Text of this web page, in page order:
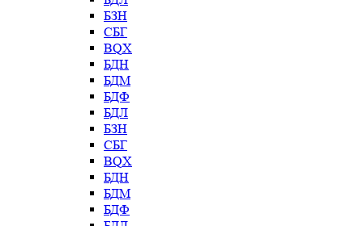
БЗН
СБГ
BQX
БДН
БДМ
БДФ
БДЛ
БЗН
СБГ
BQX
БДН
БДМ
БДФ